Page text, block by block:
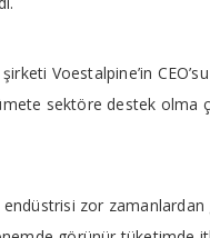
Voestalpine’in
sektöre destek olma
endüstrisi zor zamanlardan